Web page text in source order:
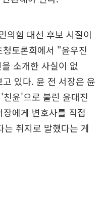
의힘 대선 후보 시절이
토론회에서 "윤우진
소개한 사실이 없
있다. 윤 전 서장은 윤
윤'으로 불린 윤대진
에게 변호사를 직접
는 취지로 말했다는 게